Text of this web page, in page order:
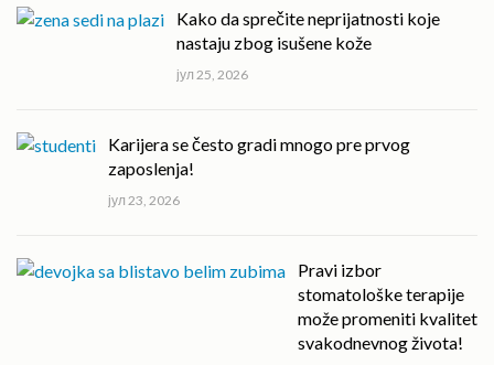
Kako da sprečite neprijatnosti koje
nastaju zbog isušene kože
јул 25, 2026
Karijera se često gradi mnogo pre prvog
zaposlenja!
јул 23, 2026
Pravi izbor
stomatološke terapije
može promeniti kvalitet
svakodnevnog života!